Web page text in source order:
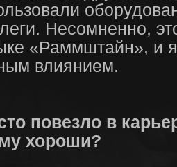
Несомненно,
«Раммштайн», и
влиянием.
повезло в
хороши?